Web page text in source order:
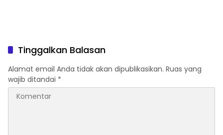
Tinggalkan Balasan
Alamat email Anda tidak akan dipublikasikan. Ruas yang
wajib ditandai *